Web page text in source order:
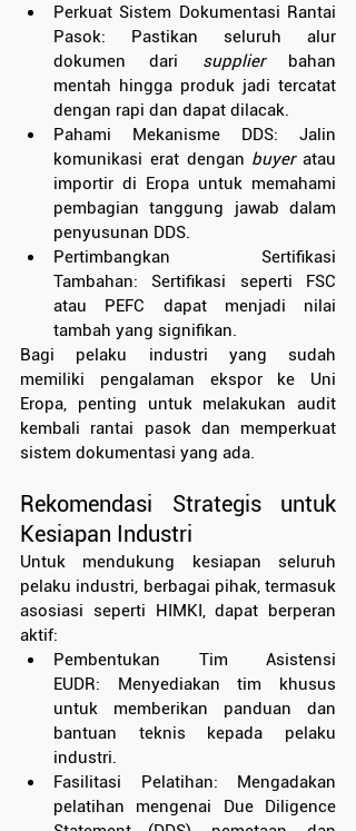
Perkuat Sistem Dokumentasi Rantai
Pasok: Pastikan seluruh alur
dokumen dari supplier bahan
mentah hingga produk jadi tercatat
dengan rapi dan dapat dilacak.
Pahami Mekanisme DDS: Jalin
komunikasi erat dengan buyer atau
importir di Eropa untuk memahami
pembagian tanggung jawab dalam
penyusunan DDS.
Pertimbangkan Sertifikasi
Tambahan: Sertifikasi seperti FSC
atau PEFC dapat menjadi nilai
tambah yang signifikan.
Bagi pelaku industri yang sudah
memiliki pengalaman ekspor ke Uni
Eropa, penting untuk melakukan audit
kembali rantai pasok dan memperkuat
sistem dokumentasi yang ada.
Rekomendasi Strategis untuk
Kesiapan Industri
Untuk mendukung kesiapan seluruh
pelaku industri, berbagai pihak, termasuk
asosiasi seperti HIMKI, dapat berperan
aktif:
Pembentukan Tim Asistensi
EUDR: Menyediakan tim khusus
untuk memberikan panduan dan
bantuan teknis kepada pelaku
industri.
Fasilitasi Pelatihan: Mengadakan
pelatihan mengenai Due Diligence